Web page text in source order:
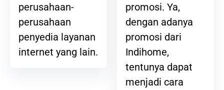
perusahaan-
perusahaan
penyedia layanan
internet yang lain.
promosi. Ya,
dengan adanya
promosi dari
Indihome,
tentunya dapat
menjadi cara